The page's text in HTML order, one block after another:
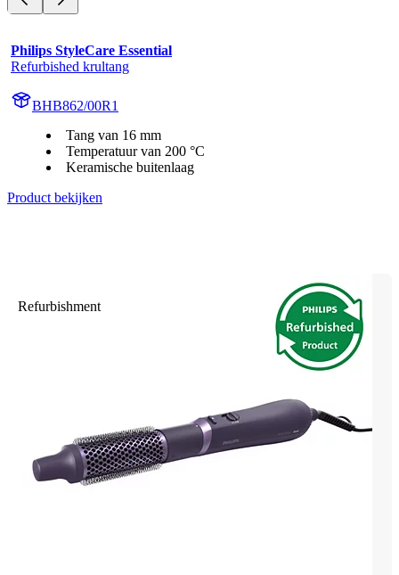
Philips StyleCare Essential
Refurbished krultang
BHB862/00R1
Tang van 16 mm
Temperatuur van 200 °C
Keramische buitenlaag
Product bekijken
Refurbishment